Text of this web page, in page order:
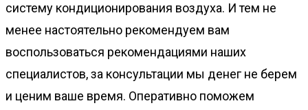
систему кондиционирования воздуха. И тем не
менее настоятельно рекомендуем вам
воспользоваться рекомендациями наших
специалистов, за консультации мы денег не берем
и ценим ваше время. Оперативно поможем